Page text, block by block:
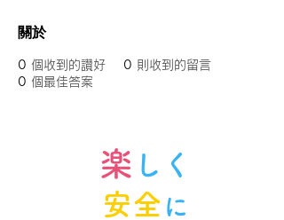
關於
0 個收到的讚好 0 則收到的留言
0 個最佳答案
楽 しく
安全 に